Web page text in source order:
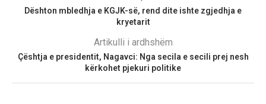
​Dështon mbledhja e KGJK-së, rend dite ishte zgjedhja e
kryetarit
Artikulli i ardhshëm
Çështja e presidentit, Nagavci: Nga secila e secili prej nesh
kërkohet pjekuri politike